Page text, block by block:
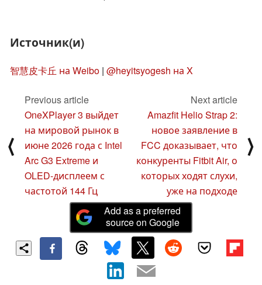
Источник(и)
智慧皮卡丘 на Weibo | @heyitsyogesh на X
⟨
Previous article
OneXPlayer 3 выйдет
на мировой рынок в
июне 2026 года с Intel
Arc G3 Extreme и
OLED-дисплеем с
частотой 144 Гц
Next article
Amazfit Helio Strap 2:
новое заявление в
FCC доказывает, что
конкуренты Fitbit Air, о
которых ходят слухи,
уже на подходе
⟩
Add as a preferred
source on Google